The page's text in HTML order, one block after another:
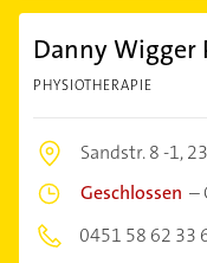
Danny Wigger
PHYSIOTHERAPIE
Sandstr. 8 -1,
Geschlossen –
0451 58 62 33